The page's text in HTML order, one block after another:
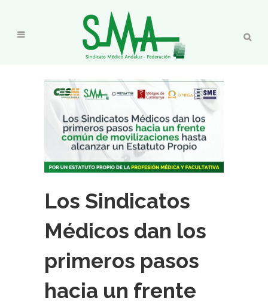
Los Sindicatos
Médicos dan los
primeros pasos
hacia un frente